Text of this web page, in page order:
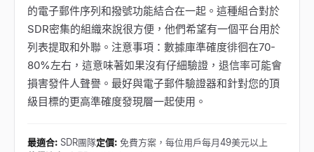
的電子郵件序列和撥號功能結合在一起。這種組合對於
SDR密集的組織來說很方便，他們希望有一個平台用於
列表提取和外聯。注意事項：數據庫準確度徘徊在70-
80%左右，這意味著如果沒有仔細驗證，退信率可能會
損害發件人聲譽。最好與電子郵件驗證器和針對您的頂
級目標的更高準確度發現層一起使用。
最適合: SDR團隊定價: 免費方案，每位用戶每月49美元以上